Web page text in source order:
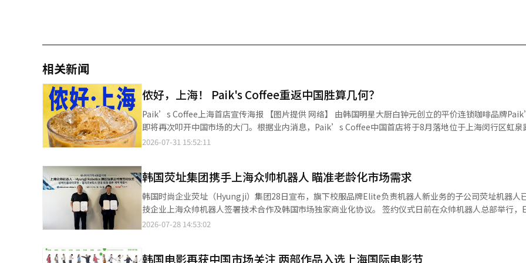
相关新闻
侬好，上海！ Paik's Coffee重返中国胜算几何？
Paik’s Coffee上海首店宣传海报 【图片提供 网络】 由韩国明星大厨白钟元创立的平价连锁咖啡品牌Paik’s Coffee
即将再次叩开中国市场的大门。根据业内消息，Paik’s Coffee中国首店将于8月落地位于上海闵行区虹
尔夜市”，这也是品牌时隔数年后重新布局中国市场。 这并非Paik’s Coffee首次进入中国。早年，Paik’s Coffee
变化。 韩国素有“咖啡共和国”之称，目前全国咖啡门店已突破10万家。Mega MGC Coffee、Compose Coffee、
Paik’s Coffee等平价品牌均拥有数千家门店，新增门店已难以支撑企业持续高速增长，越来越多的连锁
始把增长希望寄托于海外市场。 Mega MGC Coffee以蒙古作为海外第一站，目前已在乌兰巴托开设多家门店，并设
立日本法人，积极研究进入日本及美国市场，同时推进柬埔寨门店建设。Compose Coffee则已布局新加坡
湾，并计划进一步进入菲律宾市场。 相比之下，Paik’s Coffee的海外布局更加谨慎，目前仍处于评估中国、日本、
消费保持高速增长，虽然人均咖啡消费量仍韩国，但潜力空间巨大。年轻消费群体不断扩大，三、四线城市
2026-07-31 15:52:11
韩国荧址集团携手上海众帅机器人 瞄准老龄化市场需求
韩国时尚企业荧址（Hyungji）集团28日宣布，旗下校服品牌Elite负责机器人新业务的子公司荧址机器人
技企业上海众帅机器人签署技术合作及韩国市场独家商业化协议。 签约仪式日前在众帅机器人总部举行，Elite代表
崔俊浩（音）、众帅机器人董事长李元州等双方负责人出席。双方当天签署韩国市场产品供应协议，并就后
穿戴机器人在韩国市场的流通与营销，并依托荧址集团覆盖全国的代理商网络开展销售。 除产品销售外，荧址机器人
2026-07-28 14:53:02
韩国电影再获中国市场关注 两部作品入选上海国际电影节